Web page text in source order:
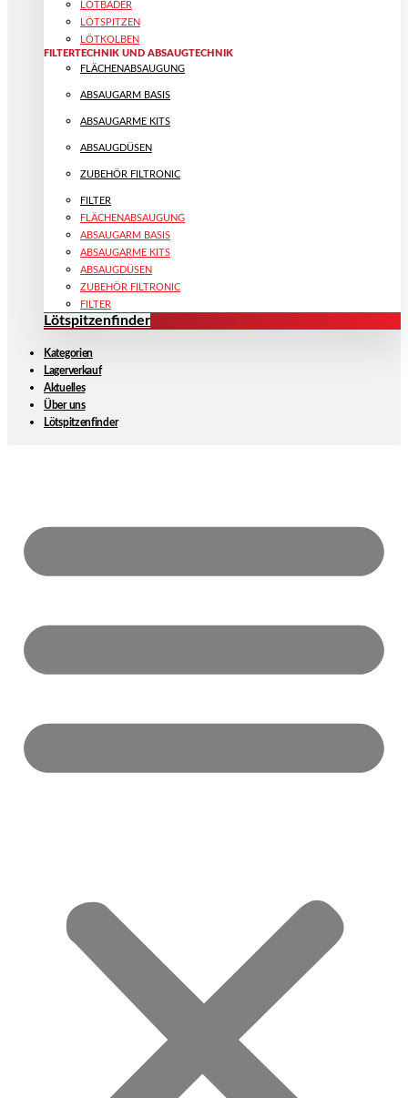
LOTBÄDER
LÖTSPITZEN
LÖTKOLBEN
FILTERTECHNIK UND ABSAUGTECHNIK
FLÄCHENABSAUGUNG
ABSAUGARM BASIS
ABSAUGARME KITS
ABSAUGDÜSEN
ZUBEHÖR FILTRONIC
FILTER
FLÄCHENABSAUGUNG
ABSAUGARM BASIS
ABSAUGARME KITS
ABSAUGDÜSEN
ZUBEHÖR FILTRONIC
FILTER
Lötspitzenfinder
Kategorien
Lagerverkauf
Aktuelles
Über uns
Lötspitzenfinder